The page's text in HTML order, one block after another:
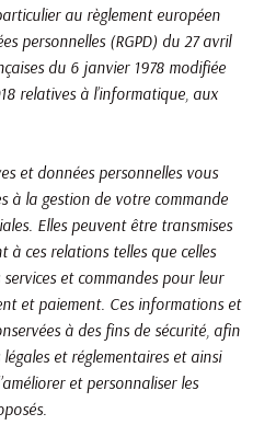
au règlement européen
personnelles (RGPD) du 27 avril
du 6 janvier 1978 modifiée
relatives à l’informatique, aux
et données personnelles vous
à la gestion de votre commande
Elles peuvent être transmises
à ces relations telles que celles
services et commandes pour leur
et paiement. Ces informations et
à des fins de sécurité, afin
et réglementaires et ainsi
et personnaliser les